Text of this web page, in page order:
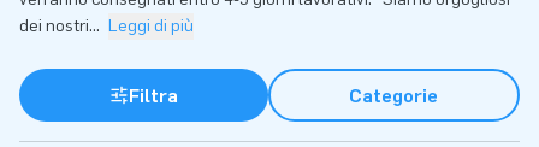
dei nostri... Leggi di più
Filtra Categorie